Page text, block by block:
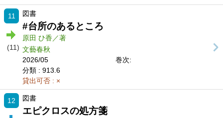
11
(11)
図書
#台所のあるところ
原田 ひ香／著
文藝春秋
2026/05
巻次:
分類 : 913.6
貸出可否 : ×
12 図書
エピクロスの処方箋